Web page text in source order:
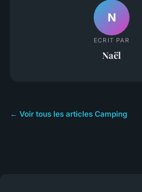
N
ECRIT PAR
Naël
← Voir tous les articles Camping